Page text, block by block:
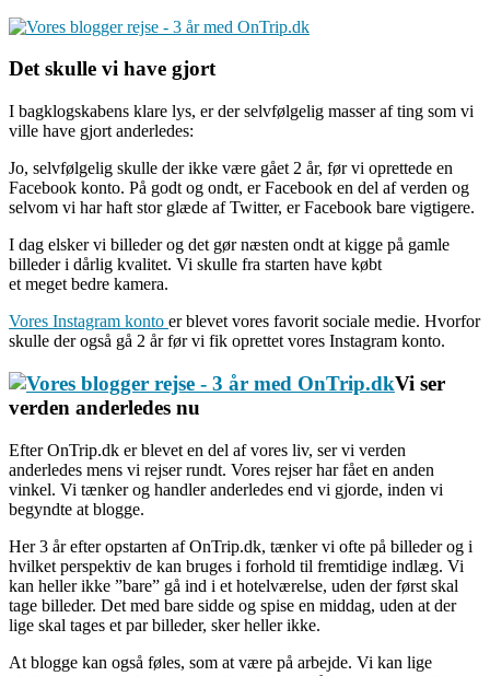
Det skulle vi have gjort
I bagklogskabens klare lys, er der selvfølgelig masser af ting som vi
ville have gjort anderledes:
Jo, selvfølgelig skulle der ikke være gået 2 år, før vi oprettede en
Facebook konto. På godt og ondt, er Facebook en del af verden og
selvom vi har haft stor glæde af Twitter, er Facebook bare vigtigere.
I dag elsker vi billeder og det gør næsten ondt at kigge på gamle
billeder i dårlig kvalitet. Vi skulle fra starten have købt
et meget bedre kamera.
Vores Instagram konto er blevet vores favorit sociale medie. Hvorfor
skulle der også gå 2 år før vi fik oprettet vores Instagram konto.
Vi ser
verden anderledes nu
Efter OnTrip.dk er blevet en del af vores liv, ser vi verden
anderledes mens vi rejser rundt. Vores rejser har fået en anden
vinkel. Vi tænker og handler anderledes end vi gjorde, inden vi
begyndte at blogge.
Her 3 år efter opstarten af OnTrip.dk, tænker vi ofte på billeder og i
hvilket perspektiv de kan bruges i forhold til fremtidige indlæg. Vi
kan heller ikke ”bare” gå ind i et hotelværelse, uden der først skal
tage billeder. Det med bare sidde og spise en middag, uden at der
lige skal tages et par billeder, sker heller ikke.
At blogge kan også føles, som at være på arbejde. Vi kan lige